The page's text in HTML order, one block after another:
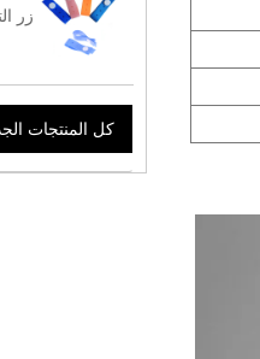
زر
كل المنتجات